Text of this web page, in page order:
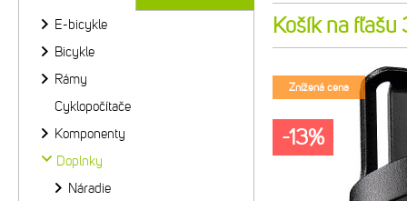
Košík na
Znížená cena
-13%
E-bicykle
Bicykle
Rámy
Cyklopočítače
Komponenty
Doplnky
Náradie